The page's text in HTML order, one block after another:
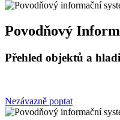
Povodňový
Přehled objektů a
Nezávazně poptat